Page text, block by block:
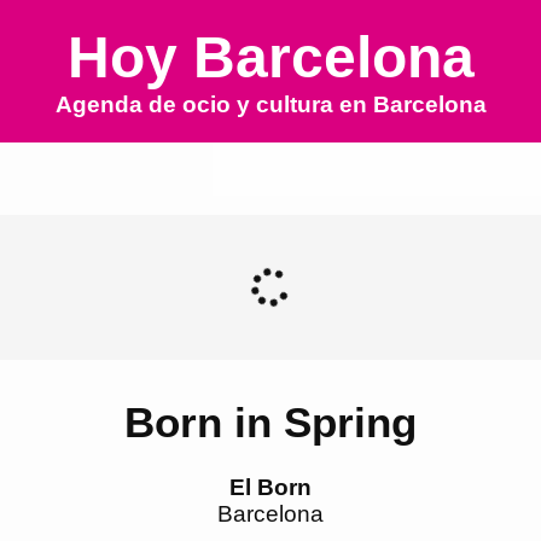
Hoy Barcelona
Agenda de ocio y cultura en Barcelona
Born in Spring
El Born
Barcelona